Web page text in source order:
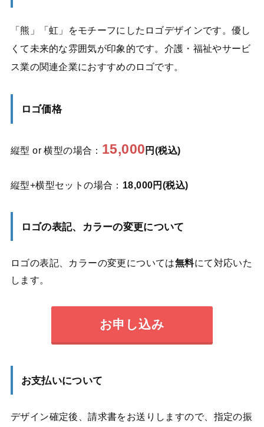
「熊」「虹」をモチーフにしたロゴデザインです。優し
くて未来的な雰囲気が印象的です。介護・福祉やサービ
ス業の関連企業におすすめのロゴです。
ロゴ価格
縦型 or 横型の場合： 15,000 円(税込)
縦型+横型セットの場合： 18,000円(税込)
ロゴの表記、カラーの変更について
ロゴの表記、カラーの変更については無料にて対応いた
します。
お申し込み
お支払いについて
デザイン確定後、請求書をお送りしますので、指定の振